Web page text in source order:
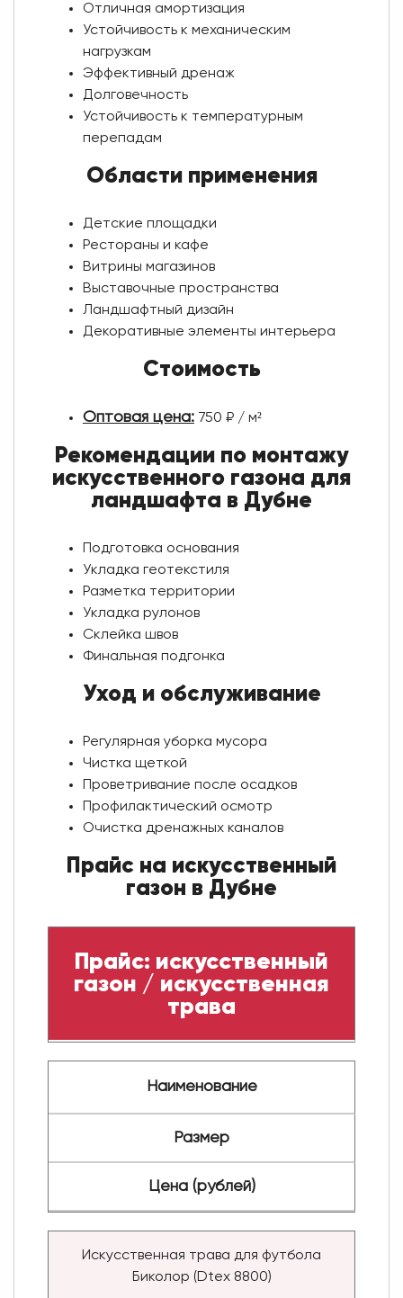
Отличная амортизация
Устойчивость к механическим
нагрузкам
Эффективный дренаж
Долговечность
Устойчивость к температурным
перепадам
Области применения
Детские площадки
Рестораны и кафе
Витрины магазинов
Выставочные пространства
Ландшафтный дизайн
Декоративные элементы интерьера
Стоимость
Оптовая цена:750 ₽ / м²
Рекомендации по монтажу
искусственного газона для
ландшафта в Дубне
Подготовка основания
Укладка геотекстиля
Разметка территории
Укладка рулонов
Склейка швов
Финальная подгонка
Уход и обслуживание
Регулярная уборка мусора
Чистка щеткой
Проветривание после осадков
Профилактический осмотр
Очистка дренажных каналов
Прайс на искусственный
газон в Дубне
Прайс: искусственный
газон / искусственная
трава
Наименование
Размер
Цена (рублей)
Искусственная трава для футбола
Биколор (Dtex 8800)